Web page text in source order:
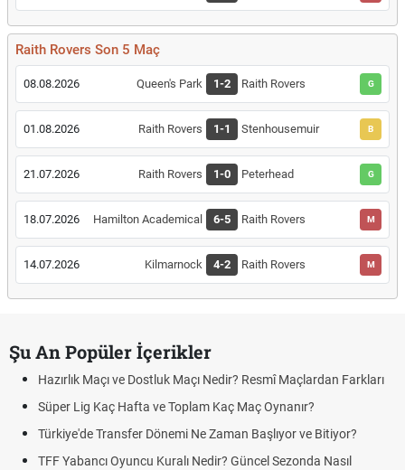
Raith Rovers Son 5 Maç
08.08.2026 Queen's Park 1-2 Raith Rovers G
01.08.2026 Raith Rovers 1-1 Stenhousemuir B
21.07.2026 Raith Rovers 1-0 Peterhead G
18.07.2026 Hamilton Academical 6-5 Raith Rovers M
14.07.2026 Kilmarnock 4-2 Raith Rovers M
Şu An Popüler İçerikler
Hazırlık Maçı ve Dostluk Maçı Nedir? Resmî Maçlardan Farkları
Süper Lig Kaç Hafta ve Toplam Kaç Maç Oynanır?
Türkiye'de Transfer Dönemi Ne Zaman Başlıyor ve Bitiyor?
TFF Yabancı Oyuncu Kuralı Nedir? Güncel Sezonda Nasıl